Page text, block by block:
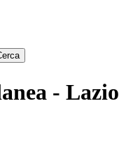
- Lazio